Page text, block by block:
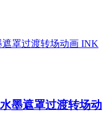
墨遮罩过渡转场动